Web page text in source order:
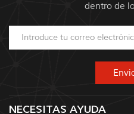
dentro de
NECESITAS AYUDA